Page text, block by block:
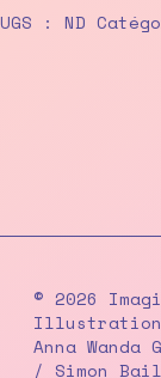
septembre-
UGS : ND
© 2026
Anna Wanda
/ Simon